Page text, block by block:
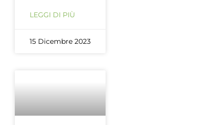
LEGGI DI PIÙ
15 Dicembre 2023